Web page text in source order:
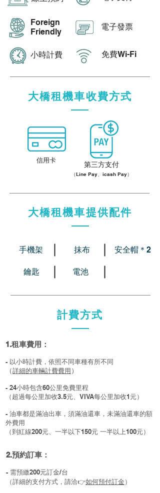
Foreign
Friendly
​電子發票
​小時計費 免費Wi-Fi
大橋租機車收費方式
信用卡
第三方支付
（Line Pay、icash Pay）
大橋租機車提供配件
手機架 抹布 安全帽＊2
​鑰匙 ​電池
計費方式
1.租車費用：
- 以小時計費，依照不同車種有所不同
（詳細的車輛計費費用）
- 24小時包含60公里免費里程
（超過每公里加收3.5元、 VIVA每公里加收1元）
- 油車都是滿油出車，須滿油還車，未滿油還車的額
外費用
（到紅線200元、一半以下150元 一半以上100元）
2.預約訂車：
- 需預繳200元訂金/台
​（詳細的支付方式，請洽👉如何預付訂金）